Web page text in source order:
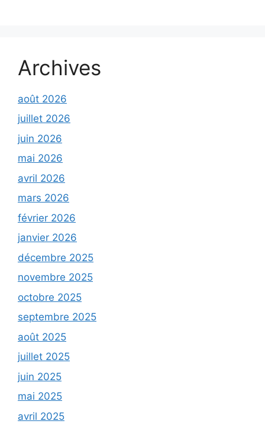
Archives
août 2026
juillet 2026
juin 2026
mai 2026
avril 2026
mars 2026
février 2026
janvier 2026
décembre 2025
novembre 2025
octobre 2025
septembre 2025
août 2025
juillet 2025
juin 2025
mai 2025
avril 2025